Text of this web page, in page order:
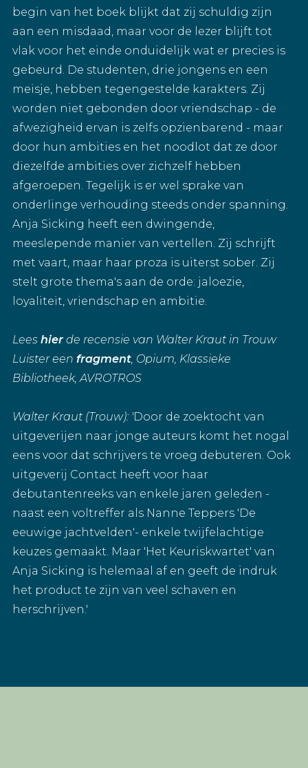
begin van het boek blijkt dat zij schuldig zijn
aan een misdaad, maar voor de lezer blijft tot
vlak voor het einde onduidelijk wat er precies is
gebeurd. De studenten, drie jongens en een
meisje, hebben tegengestelde karakters. Zij
worden niet gebonden door vriendschap - de
afwezigheid ervan is zelfs opzienbarend - maar
door hun ambities en het noodlot dat ze door
diezelfde ambities over zichzelf hebben
afgeroepen. Tegelijk is er wel sprake van
onderlinge verhouding steeds onder spanning.
Anja Sicking heeft een dwingende,
meeslepende manier van vertellen. Zij schrijft
met vaart, maar haar proza is uiterst sober. Zij
stelt grote thema's aan de orde: jaloezie,
loyaliteit, vriendschap en ambitie.
Lees hierde recensie van Walter Kraut in Trouw
Luister een fragment, Opium, Klassieke
Bibliotheek, AVROTROS
Walter Kraut (Trouw): 'Door de zoektocht van
uitgeverijen naar jonge auteurs komt het nogal
eens voor dat schrijvers te vroeg debuteren. Ook
uitgeverij Contact heeft voor haar
debutantenreeks van enkele jaren geleden -
naast een voltreffer als Nanne Teppers 'De
eeuwige jachtvelden'- enkele twijfelachtige
keuzes gemaakt. Maar 'Het Keuriskwartet' van
Anja Sicking is helemaal af en geeft de indruk
het product te zijn van veel schaven en
herschrijven.'